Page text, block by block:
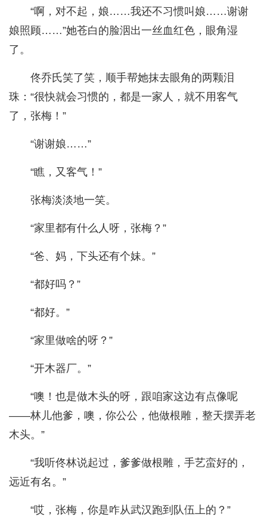
“啊，对不起，娘……我还不习惯叫娘……谢谢
娘照顾……”她苍白的脸洇出一丝血红色，眼角湿
了。
佟乔氏笑了笑，顺手帮她抹去眼角的两颗泪
珠：“很快就会习惯的，都是一家人，就不用客气
了，张梅！”
“谢谢娘……”
“瞧，又客气！”
张梅淡淡地一笑。
“家里都有什么人呀，张梅？”
“爸、妈，下头还有个妹。”
“都好吗？”
“都好。”
“家里做啥的呀？”
“开木器厂。”
“噢！也是做木头的呀，跟咱家这边有点像呢
——林儿他爹，噢，你公公，他做根雕，整天摆弄老
木头。”
“我听佟林说起过，爹爹做根雕，手艺蛮好的，
远近有名。”
“哎，张梅，你是咋从武汉跑到队伍上的？”